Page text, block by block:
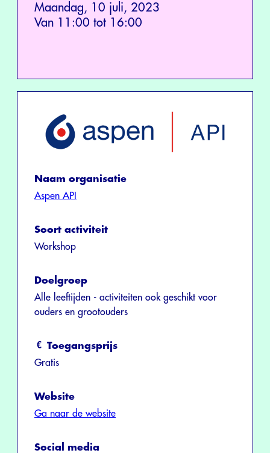
Maandag, 10 juli, 2023
Van 11:00 tot 16:00
Naam organisatie
Aspen API
Soort activiteit
Workshop
Doelgroep
Alle leeftijden - activiteiten ook geschikt voor
ouders en grootouders
Toegangsprijs
Gratis
Website
Ga naar de website
Social media